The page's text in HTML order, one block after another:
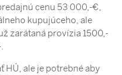
cenu 53 000,-€,
kupujúceho, ale
zarátaná provízia 1500,-
HÚ, ale je potrebné aby